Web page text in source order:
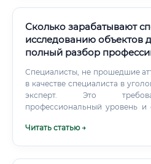
Сколько зарабатывают
исследованию объектов
полный разбор
Специалисты, не прошедшие
в качестве специалиста в
эксперт. Это
профессиональный уровень и
программы и стажировки.
Читать статью →